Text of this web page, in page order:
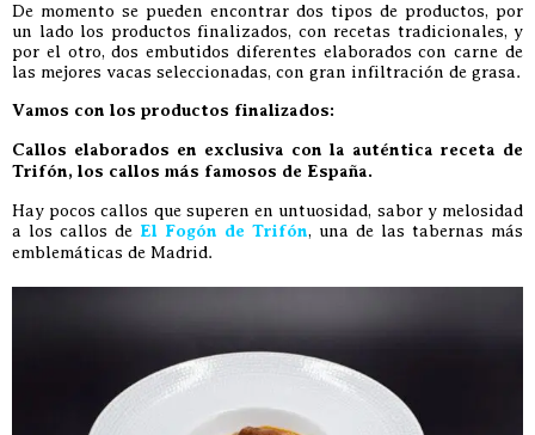
De momento se pueden encontrar dos tipos de productos, por
un lado los productos finalizados, con recetas tradicionales, y
por el otro, dos embutidos diferentes elaborados con carne de
las mejores vacas seleccionadas, con gran infiltración de grasa.
Vamos con los productos finalizados:
Callos elaborados en exclusiva con la auténtica receta de
Trifón, los callos más famosos de España.
Hay pocos callos que superen en untuosidad, sabor y melosidad
a los callos de El Fogón de Trifón, una de las tabernas más
emblemáticas de Madrid.